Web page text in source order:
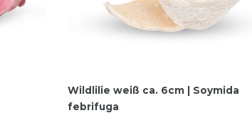
Wildlilie weiß ca. 6cm | Soymida
febrifuga